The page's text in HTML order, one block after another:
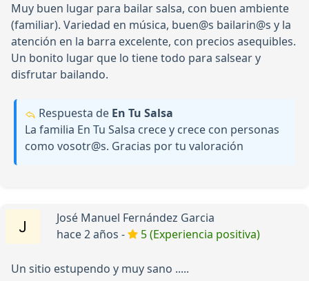
Muy buen lugar para bailar salsa, con buen ambiente
(familiar). Variedad en música, buen@s bailarin@s y la
atención en la barra excelente, con precios asequibles.
Un bonito lugar que lo tiene todo para salsear y
disfrutar bailando.
Respuesta de En Tu Salsa
La familia En Tu Salsa crece y crece con personas
como vosotr@s. Gracias por tu valoración
José Manuel Fernández Garcia
hace 2 años -
5 (Experiencia positiva)
Un sitio estupendo y muy sano .....